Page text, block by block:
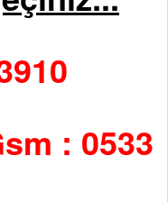
: 0533